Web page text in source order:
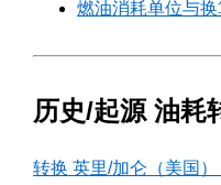
燃油消耗单位与
历史/起源 油耗
转换 英里/加仑（美国）